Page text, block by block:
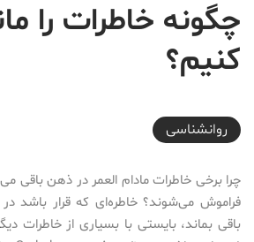
چگونه خاطرات را
کنیم؟
2017-07-02T16:30:31+04:30
روانشناسی
چرا برخی خاطرات مادام العمر در ذهن باقی
فراموش می‌شوند؟ خاطره‌ای که قرار باشد
باقی بماند‌، بایستی با بسیاری از خاطرات